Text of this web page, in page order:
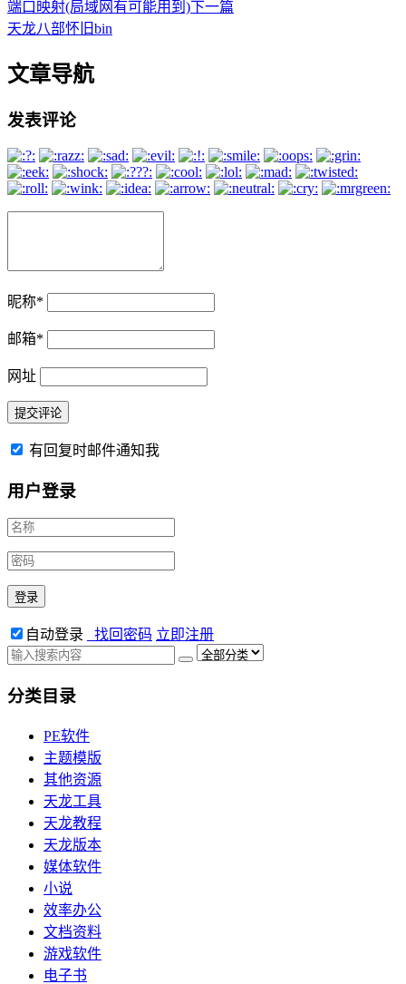
端口映射(局域网有可能用到)下一篇
天龙八部怀旧bin
文章导航
发表评论
昵称*
邮箱*
网址
有回复时邮件通知我
用户登录
自动登录 找回密码 立即注册
分类目录
PE软件
主题模版
其他资源
天龙工具
天龙教程
天龙版本
媒体软件
小说
效率办公
文档资料
游戏软件
电子书